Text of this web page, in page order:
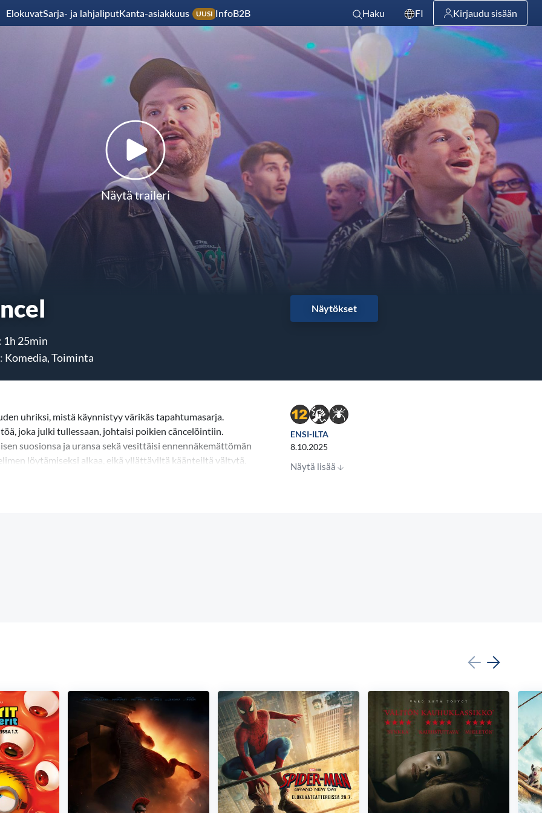
ElokuvatSarja- ja lahjaliputKanta-asiakkuus UUSI InfoB2B Haku FI Kirjaudu sisään
Näytä traileri
1h 25min
Komedia, Toiminta
Näytökset
uhriksi, mistä käynnistyy värikäs tapahtumasarja.
joka julki tullessaan, johtaisi poikien cäncelöintiin.
suosionsa ja uransa sekä vesittäisi ennennäkemättömän
löytämiseksi alkaa, eikä yllättäviltä käänteiltä vältytä.
hyvänsä. Kriittisen tilanteen keskellä kolmikon on myös
ENSI-ILTA
8.10.2025
Näytä lisää